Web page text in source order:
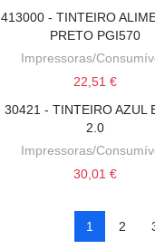
ADICIONAR AO
413000 - TINTEIRO
PRETO PGI570
Impressoras/
22,51 €
ADICIONAR AO
30421 - TINTEIRO AZUL
2.0
Impressoras/
30,01 €
1 2